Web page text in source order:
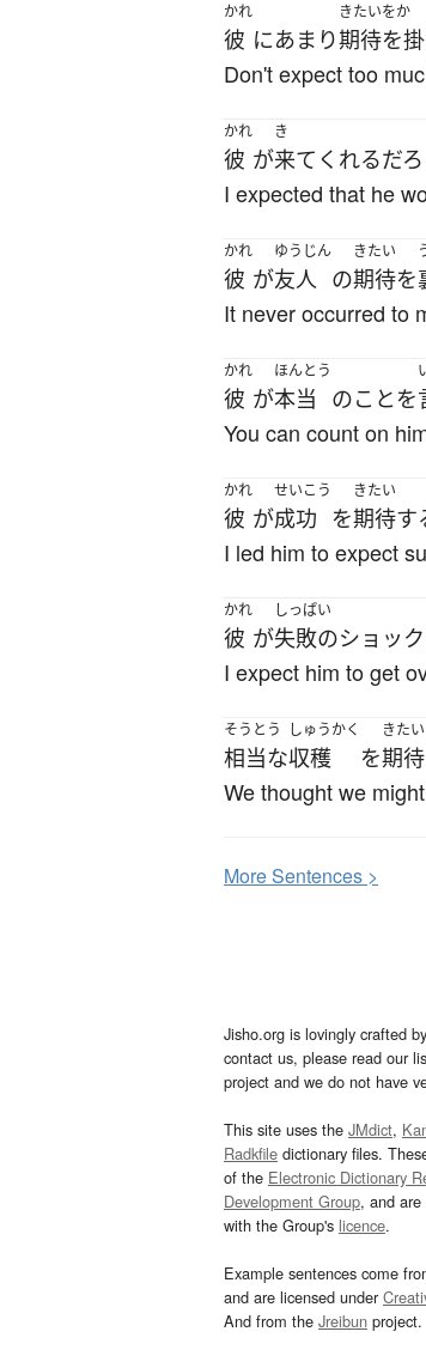
かれ
彼 にあまり
きたいをか
期待を
Don't expect too
かれ
彼 が
き
来て くれるだ
I expected that he
かれ
彼 が
ゆうじん
友人 の
きたい
期待を
It never occurred to
かれ
彼 が
ほんとう
本当 のことを
You can count on
かれ
彼 が
せいこう
成功 を
きたい
期待す
I led him to expect
かれ
彼 が
しっぱい
失敗のショック
I expect him to get
そうとう
相当な
しゅうかく
収穫 を
きたい
期待
We thought we
MoreSentences >
Jisho.org is lovingly crafted by
contact us, please read our
project and we do not have
This site uses the JMdict,
Radkfile dictionary files.
of the Electronic Dictionary
Development Group, and
with the Group's licence.
Example sentences come
and are licensed under
And from the Jreibun project.